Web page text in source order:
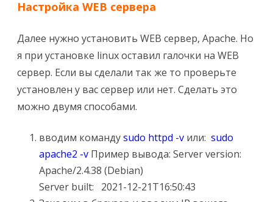
Настройка WEB сервера
Далее нужно установить WEB сервер, Apache. Но
я при установке linux оставил галочки на WEB
сервер. Если вы сделали так же то проверьте
установлен у вас сервер или нет. Сделать это
можно двумя способами.
вводим командуsudo httpd -v или: sudo
apache2 -v Пример вывода: Server version:
Apache/2.4.38 (Debian)
Server built: 2021-12-21T16:50:43